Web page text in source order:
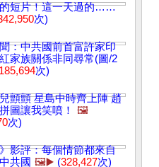
短片！這一天過的……
次)
：中共國前首富許家印
家族關係非同尋常(圖/2
185,694次)
顫顫 星島中時齊上陣 趙
圖讓我笑噴！
🖼️
次)
影評：每個情節都來自
共國 🖼️▶️ (328,427次)